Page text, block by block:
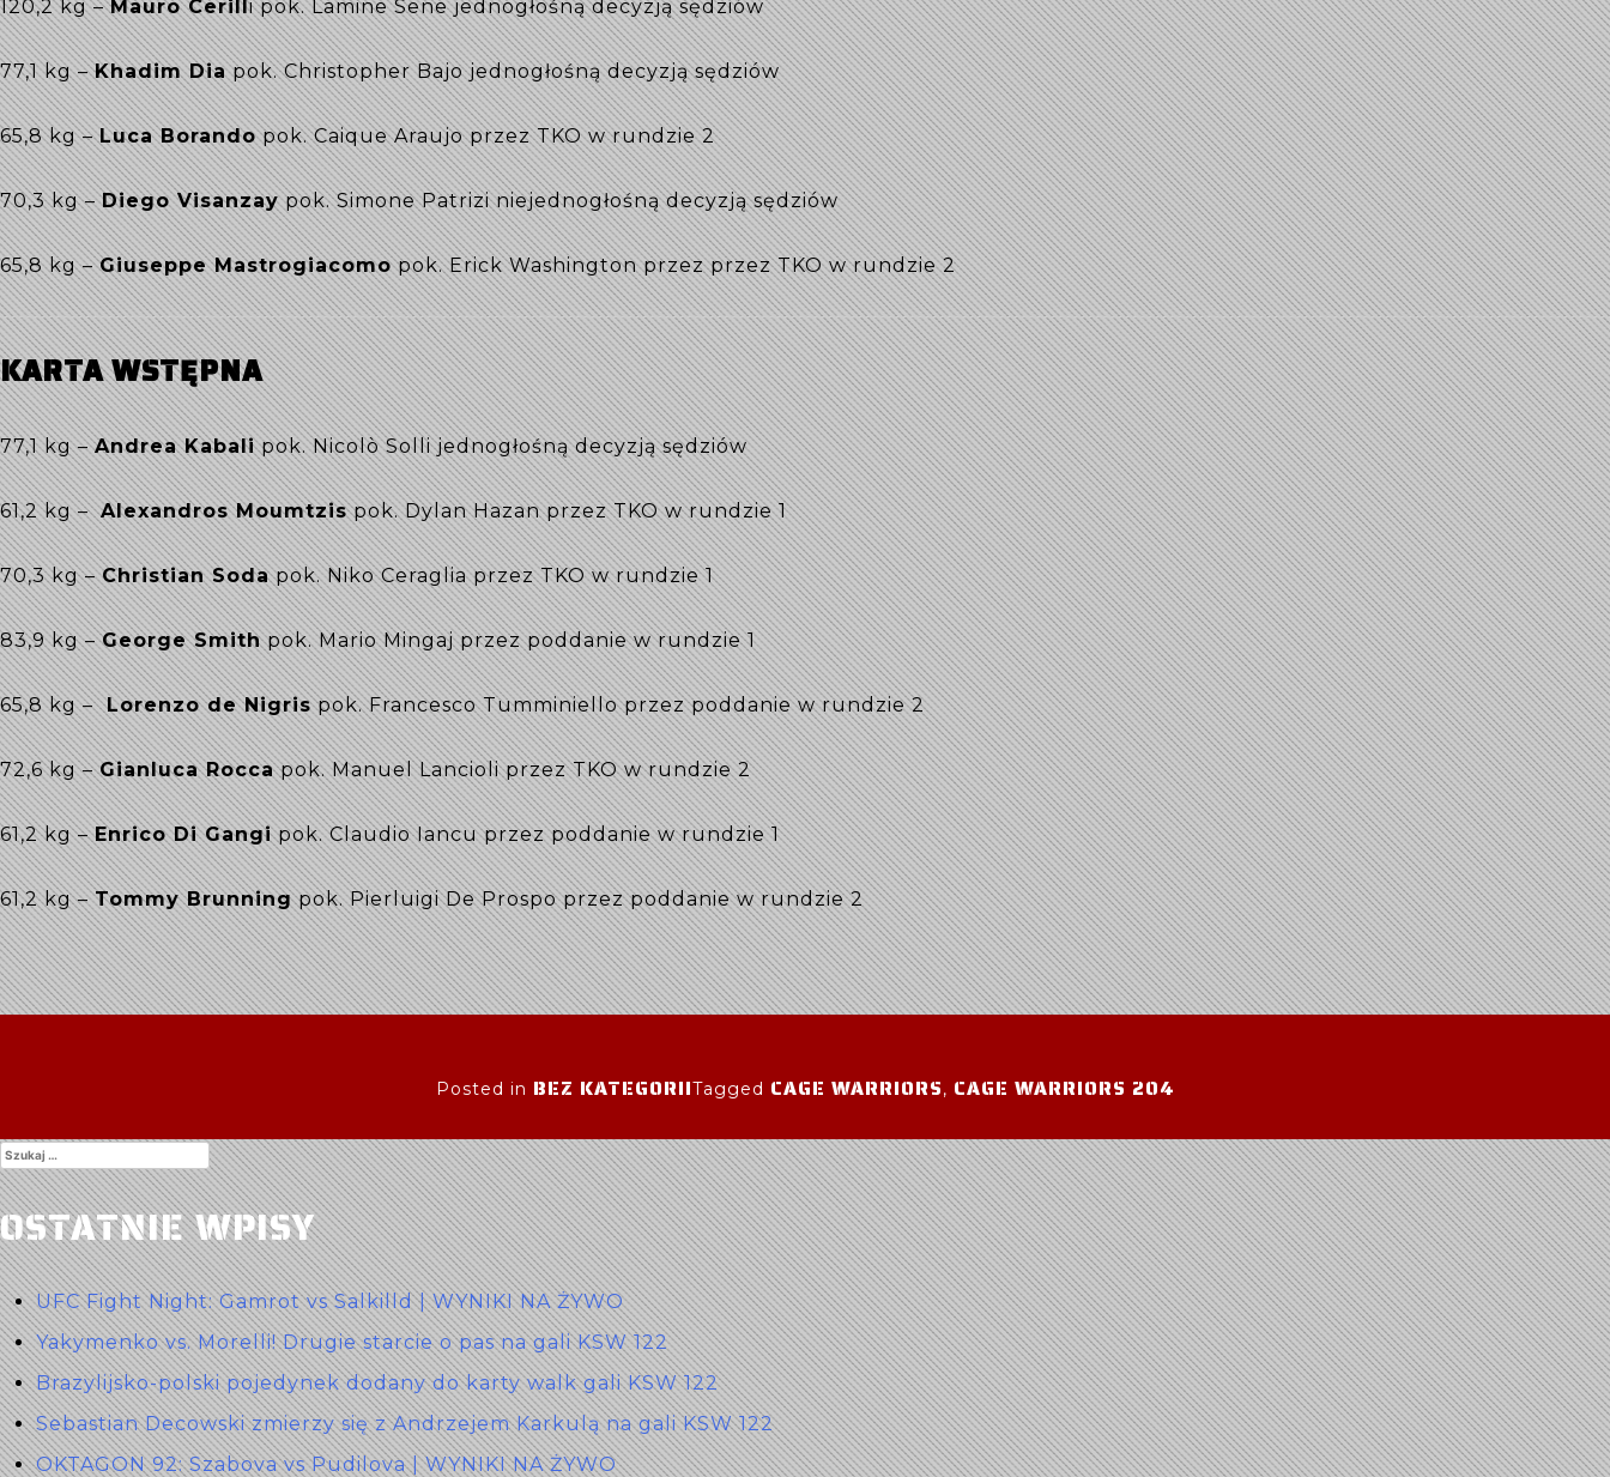
120,2 kg –Mauro Cerilli pok. Lamine Sene jednogłośną decyzją sędziów
77,1 kg –Khadim Diapok. Christopher Bajo jednogłośną decyzją sędziów
65,8 kg –Luca Borandopok. Caique Araujo przez TKO w rundzie 2
70,3 kg –Diego Visanzaypok. Simone Patrizi niejednogłośną decyzją sędziów
65,8 kg –Giuseppe Mastrogiacomopok. Erick Washington przez przez TKO w rundzie 2
KARTA WSTĘPNA
77,1 kg –Andrea Kabalipok. Nicolò Solli jednogłośną decyzją sędziów
61,2 kg –Alexandros Moumtzispok. Dylan Hazan przez TKO w rundzie 1
70,3 kg –Christian Sodapok. Niko Ceraglia przez TKO w rundzie 1
83,9 kg –George Smithpok. Mario Mingaj przez poddanie w rundzie 1
65,8 kg –Lorenzo de Nigrispok. Francesco Tumminiello przez poddanie w rundzie 2
72,6 kg –Gianluca Roccapok. Manuel Lancioli przez TKO w rundzie 2
61,2 kg –Enrico Di Gangipok. Claudio Iancu przez poddanie w rundzie 1
61,2 kg –Tommy Brunningpok. Pierluigi De Prospo przez poddanie w rundzie 2
Posted in BEZ KATEGORIITagged CAGE WARRIORS, CAGE WARRIORS 204
Szukaj:
OSTATNIE WPISY
UFC Fight Night: Gamrot vs Salkilld | WYNIKI NA ŻYWO
Yakymenko vs. Morelli! Drugie starcie o pas na gali KSW 122
Brazylijsko-polski pojedynek dodany do karty walk gali KSW 122
Sebastian Decowski zmierzy się z Andrzejem Karkulą na gali KSW 122
OKTAGON 92: Szabova vs Pudilova | WYNIKI NA ŻYWO